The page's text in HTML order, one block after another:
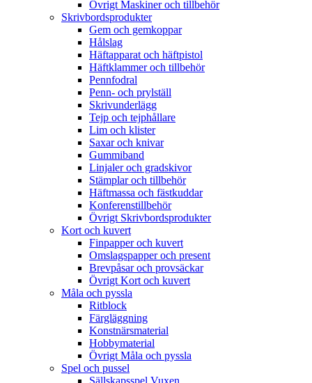
Övrigt Maskiner och tillbehör
Skrivbordsprodukter
Gem och gemkoppar
Hålslag
Häftapparat och häftpistol
Häftklammer och tillbehör
Pennfodral
Penn- och prylställ
Skrivunderlägg
Tejp och tejphållare
Lim och klister
Saxar och knivar
Gummiband
Linjaler och gradskivor
Stämplar och tillbehör
Häftmassa och fästkuddar
Konferenstillbehör
Övrigt Skrivbordsprodukter
Kort och kuvert
Finpapper och kuvert
Omslagspapper och present
Brevpåsar och provsäckar
Övrigt Kort och kuvert
Måla och pyssla
Ritblock
Färgläggning
Konstnärsmaterial
Hobbymaterial
Övrigt Måla och pyssla
Spel och pussel
Sällskapsspel Vuxen